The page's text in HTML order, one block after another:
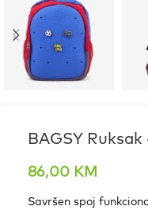
BAGSY Ruksak
86,00 KM
Savršen spoj